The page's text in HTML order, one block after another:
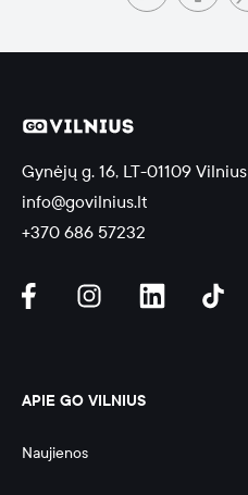
Gynėjų g. 16, LT-01109 Vilnius
info@govilnius.lt
+370 686 57232
APIE GO VILNIUS
Naujienos